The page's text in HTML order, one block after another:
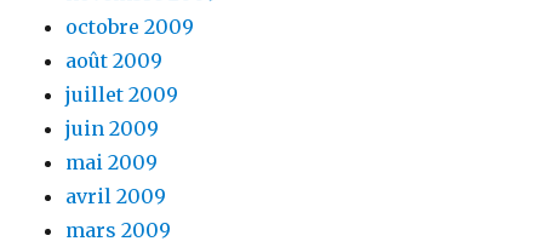
octobre 2009
août 2009
juillet 2009
juin 2009
mai 2009
avril 2009
mars 2009